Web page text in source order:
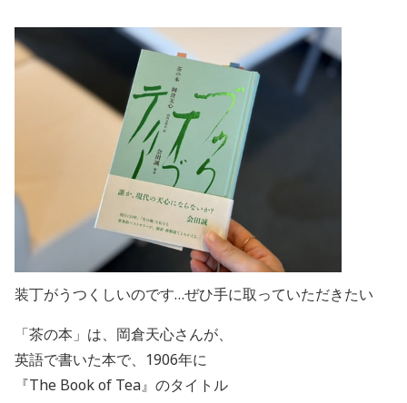
装丁がうつくしいのです…ぜひ手に取っていただきたい
「茶の本」は、岡倉天心さんが、
英語で書いた本で、 1906年に
『The Book of Tea』のタイトル